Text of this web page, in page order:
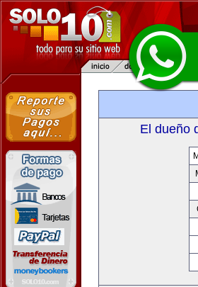
El dueño